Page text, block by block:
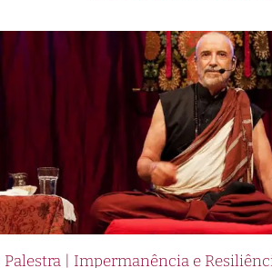
Palestra | Impermanência e